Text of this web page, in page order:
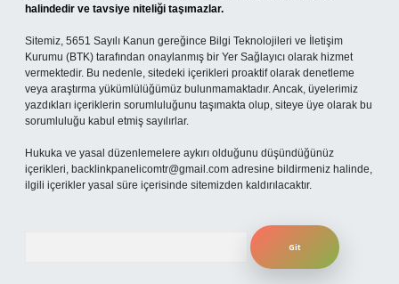
halindedir ve tavsiye niteliği taşımazlar.
Sitemiz, 5651 Sayılı Kanun gereğince Bilgi Teknolojileri ve İletişim
Kurumu (BTK) tarafından onaylanmış bir Yer Sağlayıcı olarak hizmet
vermektedir. Bu nedenle, sitedeki içerikleri proaktif olarak denetleme
veya araştırma yükümlülüğümüz bulunmamaktadır. Ancak, üyelerimiz
yazdıkları içeriklerin sorumluluğunu taşımakta olup, siteye üye olarak bu
sorumluluğu kabul etmiş sayılırlar.
Hukuka ve yasal düzenlemelere aykırı olduğunu düşündüğünüz
içerikleri, backlinkpanelicomtr@gmail.com adresine bildirmeniz halinde,
ilgili içerikler yasal süre içerisinde sitemizden kaldırılacaktır.